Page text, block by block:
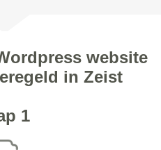
website
in Zeist
1